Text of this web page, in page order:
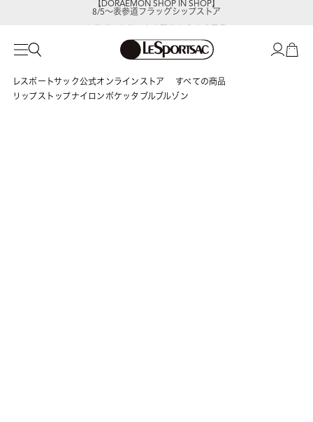
8/5～表参道フラッグシップストア
レスポートサック公式オンラインストア
すべての商品
リップストップナイロンポケッタブルブルゾン